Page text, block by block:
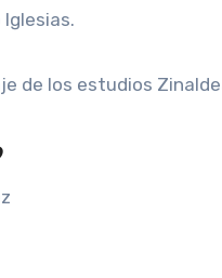
de los estudios